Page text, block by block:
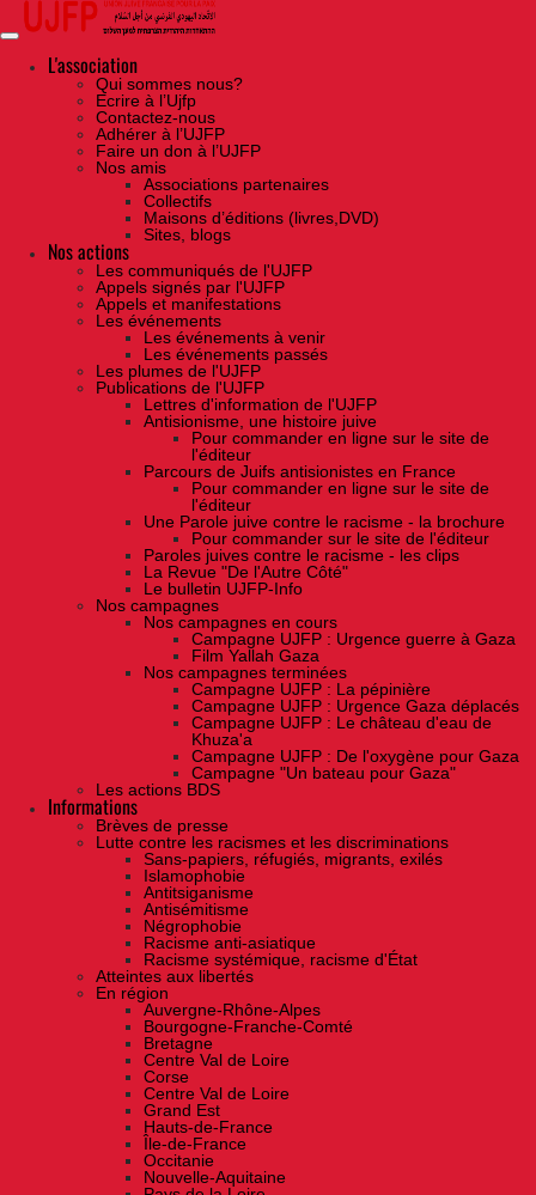
Skip
the
contentL'association
Qui sommes nous?
Ecrire à l’Ujfp
Contactez-nous
Adhérer à l’UJFP
Faire un don à l’UJFP
Nos amis
Associations partenaires
Collectifs
Maisons d’éditions (livres,DVD)
Sites, blogs
Nos actions
Les communiqués de l'UJFP
Appels signés par l'UJFP
Appels et manifestations
Les événements
Les événements à venir
Les événements passés
Les plumes de l'UJFP
Publications de l'UJFP
Lettres d'information de l'UJFP
Antisionisme, une histoire juive
Pour commander en ligne sur le site de
l'éditeur
Parcours de Juifs antisionistes en France
Pour commander en ligne sur le site de
l'éditeur
Une Parole juive contre le racisme - la brochure
Pour commander sur le site de l'éditeur
Paroles juives contre le racisme - les clips
La Revue "De l'Autre Côté"
Le bulletin UJFP-Info
Nos campagnes
Nos campagnes en cours
Campagne UJFP : Urgence guerre à Gaza
Film Yallah Gaza
Nos campagnes terminées
Campagne UJFP : La pépinière
Campagne UJFP : Urgence Gaza déplacés
Campagne UJFP : Le château d'eau de
Khuza'a
Campagne UJFP : De l'oxygène pour Gaza
Campagne "Un bateau pour Gaza"
Les actions BDS
Informations
Brèves de presse
Lutte contre les racismes et les discriminations
Sans-papiers, réfugiés, migrants, exilés
Islamophobie
Antitsiganisme
Antisémitisme
Négrophobie
Racisme anti-asiatique
Racisme systémique, racisme d'État
Atteintes aux libertés
En région
Auvergne-Rhône-Alpes
Bourgogne-Franche-Comté
Bretagne
Centre Val de Loire
Corse
Centre Val de Loire
Grand Est
Hauts-de-France
Île-de-France
Occitanie
Nouvelle-Aquitaine